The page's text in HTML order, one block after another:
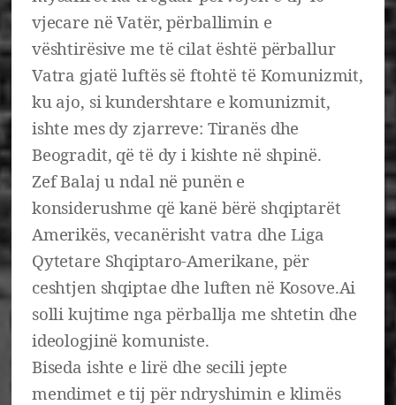
vjecare në Vatër, përballimin e
vështirësive me të cilat është përballur
Vatra gjatë luftës së ftohtë të Komunizmit,
ku ajo, si kundershtare e komunizmit,
ishte mes dy zjarreve: Tiranës dhe
Beogradit, që të dy i kishte në shpinë.
Zef Balaj u ndal në punën e
konsiderushme që kanë bërë shqiptarët
Amerikës, vecanërisht vatra dhe Liga
Qytetare Shqiptaro-Amerikane, për
ceshtjen shqiptae dhe luften në Kosove.Ai
solli kujtime nga përballja me shtetin dhe
ideologjinë komuniste.
Biseda ishte e lirë dhe secili jepte
mendimet e tij për ndryshimin e klimës